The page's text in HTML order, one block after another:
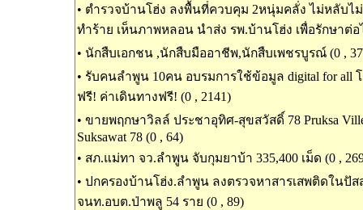
• ตำรวจบ้านโฮ่ง ลงพื้นที่ควบคุม 2หนุ่มคลั่ง ไม่หลับ
ทำร้าย เห็นภาพหลอน นำส่ง รพ.บ้านโฮ่ง เพื่อรักษาต่อ
• นักสืบเอกชน ,นักสืบมืออาชีพ,นักสืบเพชรบูรณ์ (0 ,
• รับคนลำพูน 10คน อบรมการใช้ข้อมูล digital for all
ฟรี! ค่าเดินทางฟรี! (0 , 2141)
• ขายพฤกษาวิลล์ ประชาอุทิศ-สุขสวัสดิ์ 78 Pruksa Ville
Suksawat 78 (0 , 64)
• สภ.แม่ทา จว.ลำพูน จับกุมยาบ้า 335,400 เม็ด (0 ,
• ปกครองบ้านโฮ่ง.ลำพูน ลงตรวจหาสารเสพติดในปัส
จนท.อบต.ป่าพลู 54 ราย (0 , 89)